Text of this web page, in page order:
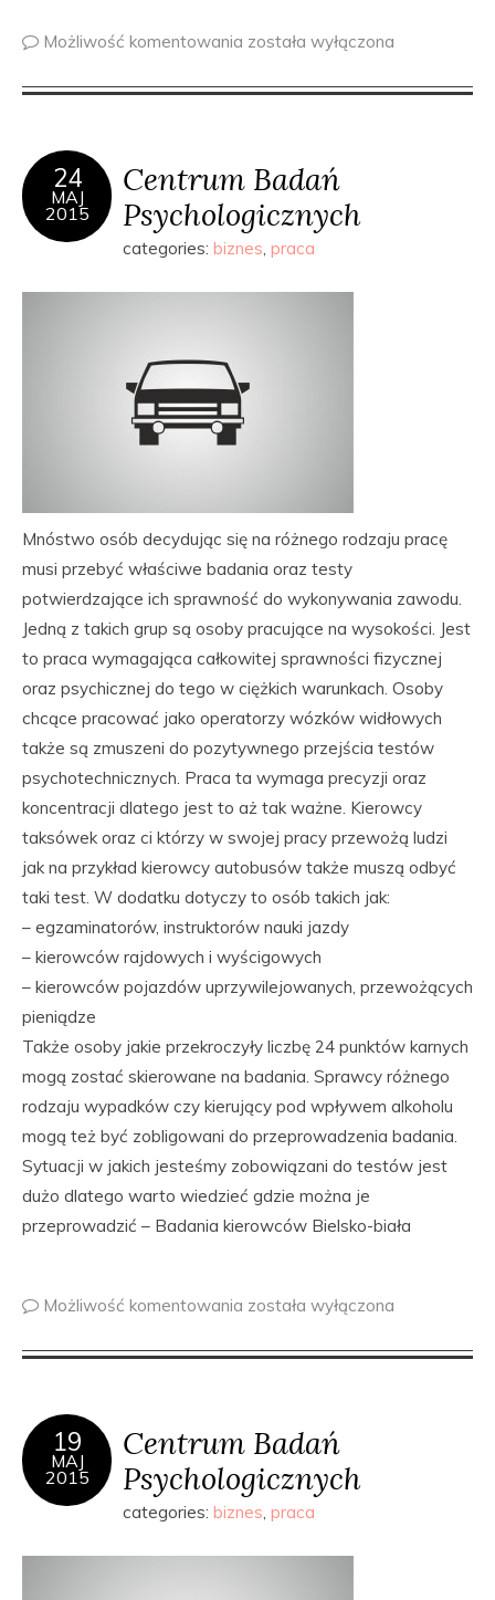
Możliwość komentowania została wyłączona
24
MAJ
2015
Centrum Badań
Psychologicznych
categories: biznes, praca
Mnóstwo osób decydując się na różnego rodzaju pracę
musi przebyć właściwe badania oraz testy
potwierdzające ich sprawność do wykonywania zawodu.
Jedną z takich grup są osoby pracujące na wysokości. Jest
to praca wymagająca całkowitej sprawności fizycznej
oraz psychicznej do tego w ciężkich warunkach. Osoby
chcące pracować jako operatorzy wózków widłowych
także są zmuszeni do pozytywnego przejścia testów
psychotechnicznych. Praca ta wymaga precyzji oraz
koncentracji dlatego jest to aż tak ważne. Kierowcy
taksówek oraz ci którzy w swojej pracy przewożą ludzi
jak na przykład kierowcy autobusów także muszą odbyć
taki test. W dodatku dotyczy to osób takich jak:
– egzaminatorów, instruktorów nauki jazdy
– kierowców rajdowych i wyścigowych
– kierowców pojazdów uprzywilejowanych, przewożących
pieniądze
Także osoby jakie przekroczyły liczbę 24 punktów karnych
mogą zostać skierowane na badania. Sprawcy różnego
rodzaju wypadków czy kierujący pod wpływem alkoholu
mogą też być zobligowani do przeprowadzenia badania.
Sytuacji w jakich jesteśmy zobowiązani do testów jest
dużo dlatego warto wiedzieć gdzie można je
przeprowadzić – Badania kierowców Bielsko-biała
Możliwość komentowania została wyłączona
19
MAJ
2015
Centrum Badań
Psychologicznych
categories: biznes, praca